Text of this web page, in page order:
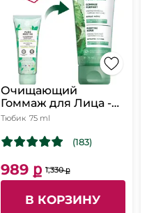
Очищающий
Гоммаж для Лица -
Для
жирной кожи, 75 мл
Тюбик 75 ml
(183)
989 ք 1,330 ք
В КОРЗИНУ